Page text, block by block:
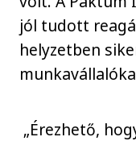
jól tudott
helyzetben
„Érezhető,